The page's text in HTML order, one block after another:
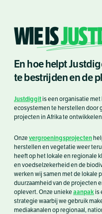
WIE IS
En hoe helpt
te bestrijden en de
Justdiggit is een organisatie
ecosystemen te herstellen door
projecten in Afrika te
Onze vergroeningsprojecten
herstellen en vegetatie weer
heeft op het lokale en regionale
en voedselzekerheid en de
werken wij samen met de lokale
duurzaamheid van de projecten
oplevert. Onze unieke aanpak is
strategie waarbij we gebruik
mediakanalen op regionaal,